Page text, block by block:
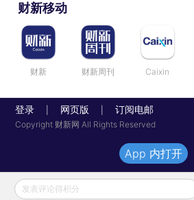
财新移动
财新 财新周刊 Caixin
登录 网页版 订阅电邮
Copyright 财新网 All Rights Reserved
发表评论得积分
App 内打开